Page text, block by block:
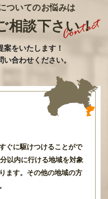
ついてのお悩みは
相談下さい！
案をいたします ！
い合わせください。
ぐに駆けつけることがで
以内に行ける地域を対象
ます。 その他の地域の方